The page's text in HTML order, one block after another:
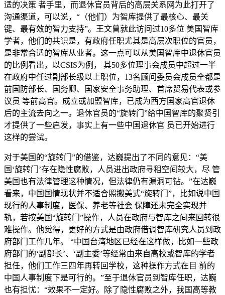
适的决策 者手里，而退休官员背后的高层关系网为此打开了
沟通渠道，可以说，“（他们）为智库提供了最核心、最关
键、最有效的智力支持”。王文曾就此访问过10多位 美国智库
学者，他们的共识是，有政府任职尤其是高层次职位的官员，
是非常合适的智库从业者。这一点可以从美国智库中退休官员
的比例看出，以CSIS为例， 其50多位理事会成员中超过一半
在政府中任过副部长级以上职位，13名顾问委员会成员全都是
前国防部长、国务卿、国家安全事务助理、首席贸易代表或参
议员 等前高官。成立或加盟智库，已成为西方国家高官退休
后的主流去向之一。退休官员的“旋转门”给中国智库的聚贤引
才提供了一些启发，事实上有一些中国退休官 员已开始进行
这样的尝试。
对于美国的“旋转门”的借鉴，达巍提出了不同的意见：“美
国‘旋转门’存在隐性腐败，人员进出政府寻租空间较大，尽 管
美国也有法律管理这种情况，但法律仍有漏洞可钻。”在达巍
看来，中国国情现状并不适合照搬美式“旋转门”，比如说中国
现行的人事制度，医保、养老等社会 保障还未完全实现并
轨，若按美国“旋转门”操作，人员在政府与智库之间来回转很
难操作。他觉得，更好的方式是由政府借调智库研究人员到政
府部门工作几年。 “中国台湾地区已经在这样做，比如一些政
府部门的‘副部长’、‘副主委’等经常由来自高校或智库的学者
担任，他们工作三四年再转回学校，这种操作方式在目 前的
中国人事制度下是可行的。”至于退休官员到智库任职，达巍
也有担忧：“效果不一定好。除了隐性腐败之外，我国高等教